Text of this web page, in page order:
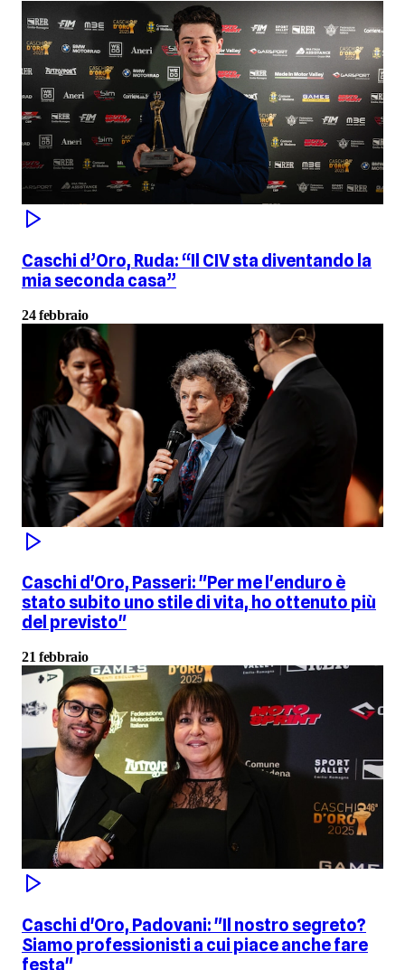
Caschi d’Oro, Ruda: “Il CIV sta diventando la
mia seconda casa”
24 febbraio
Caschi d'Oro, Passeri: "Per me l'enduro è
stato subito uno stile di vita, ho ottenuto più
del previsto"
21 febbraio
Caschi d'Oro, Padovani: "Il nostro segreto?
Siamo professionisti a cui piace anche fare
festa"